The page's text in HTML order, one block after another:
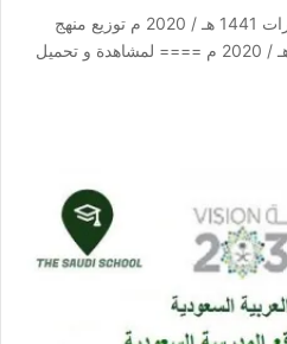
توزيع منهج الكيمياء 4 نظام المقررات 1441 هـ / 2020 م توزيع منهج
الكيمياء 4 نظام المقررات 1441 هـ / 2020 م ==== لمشاهدة و تحميل